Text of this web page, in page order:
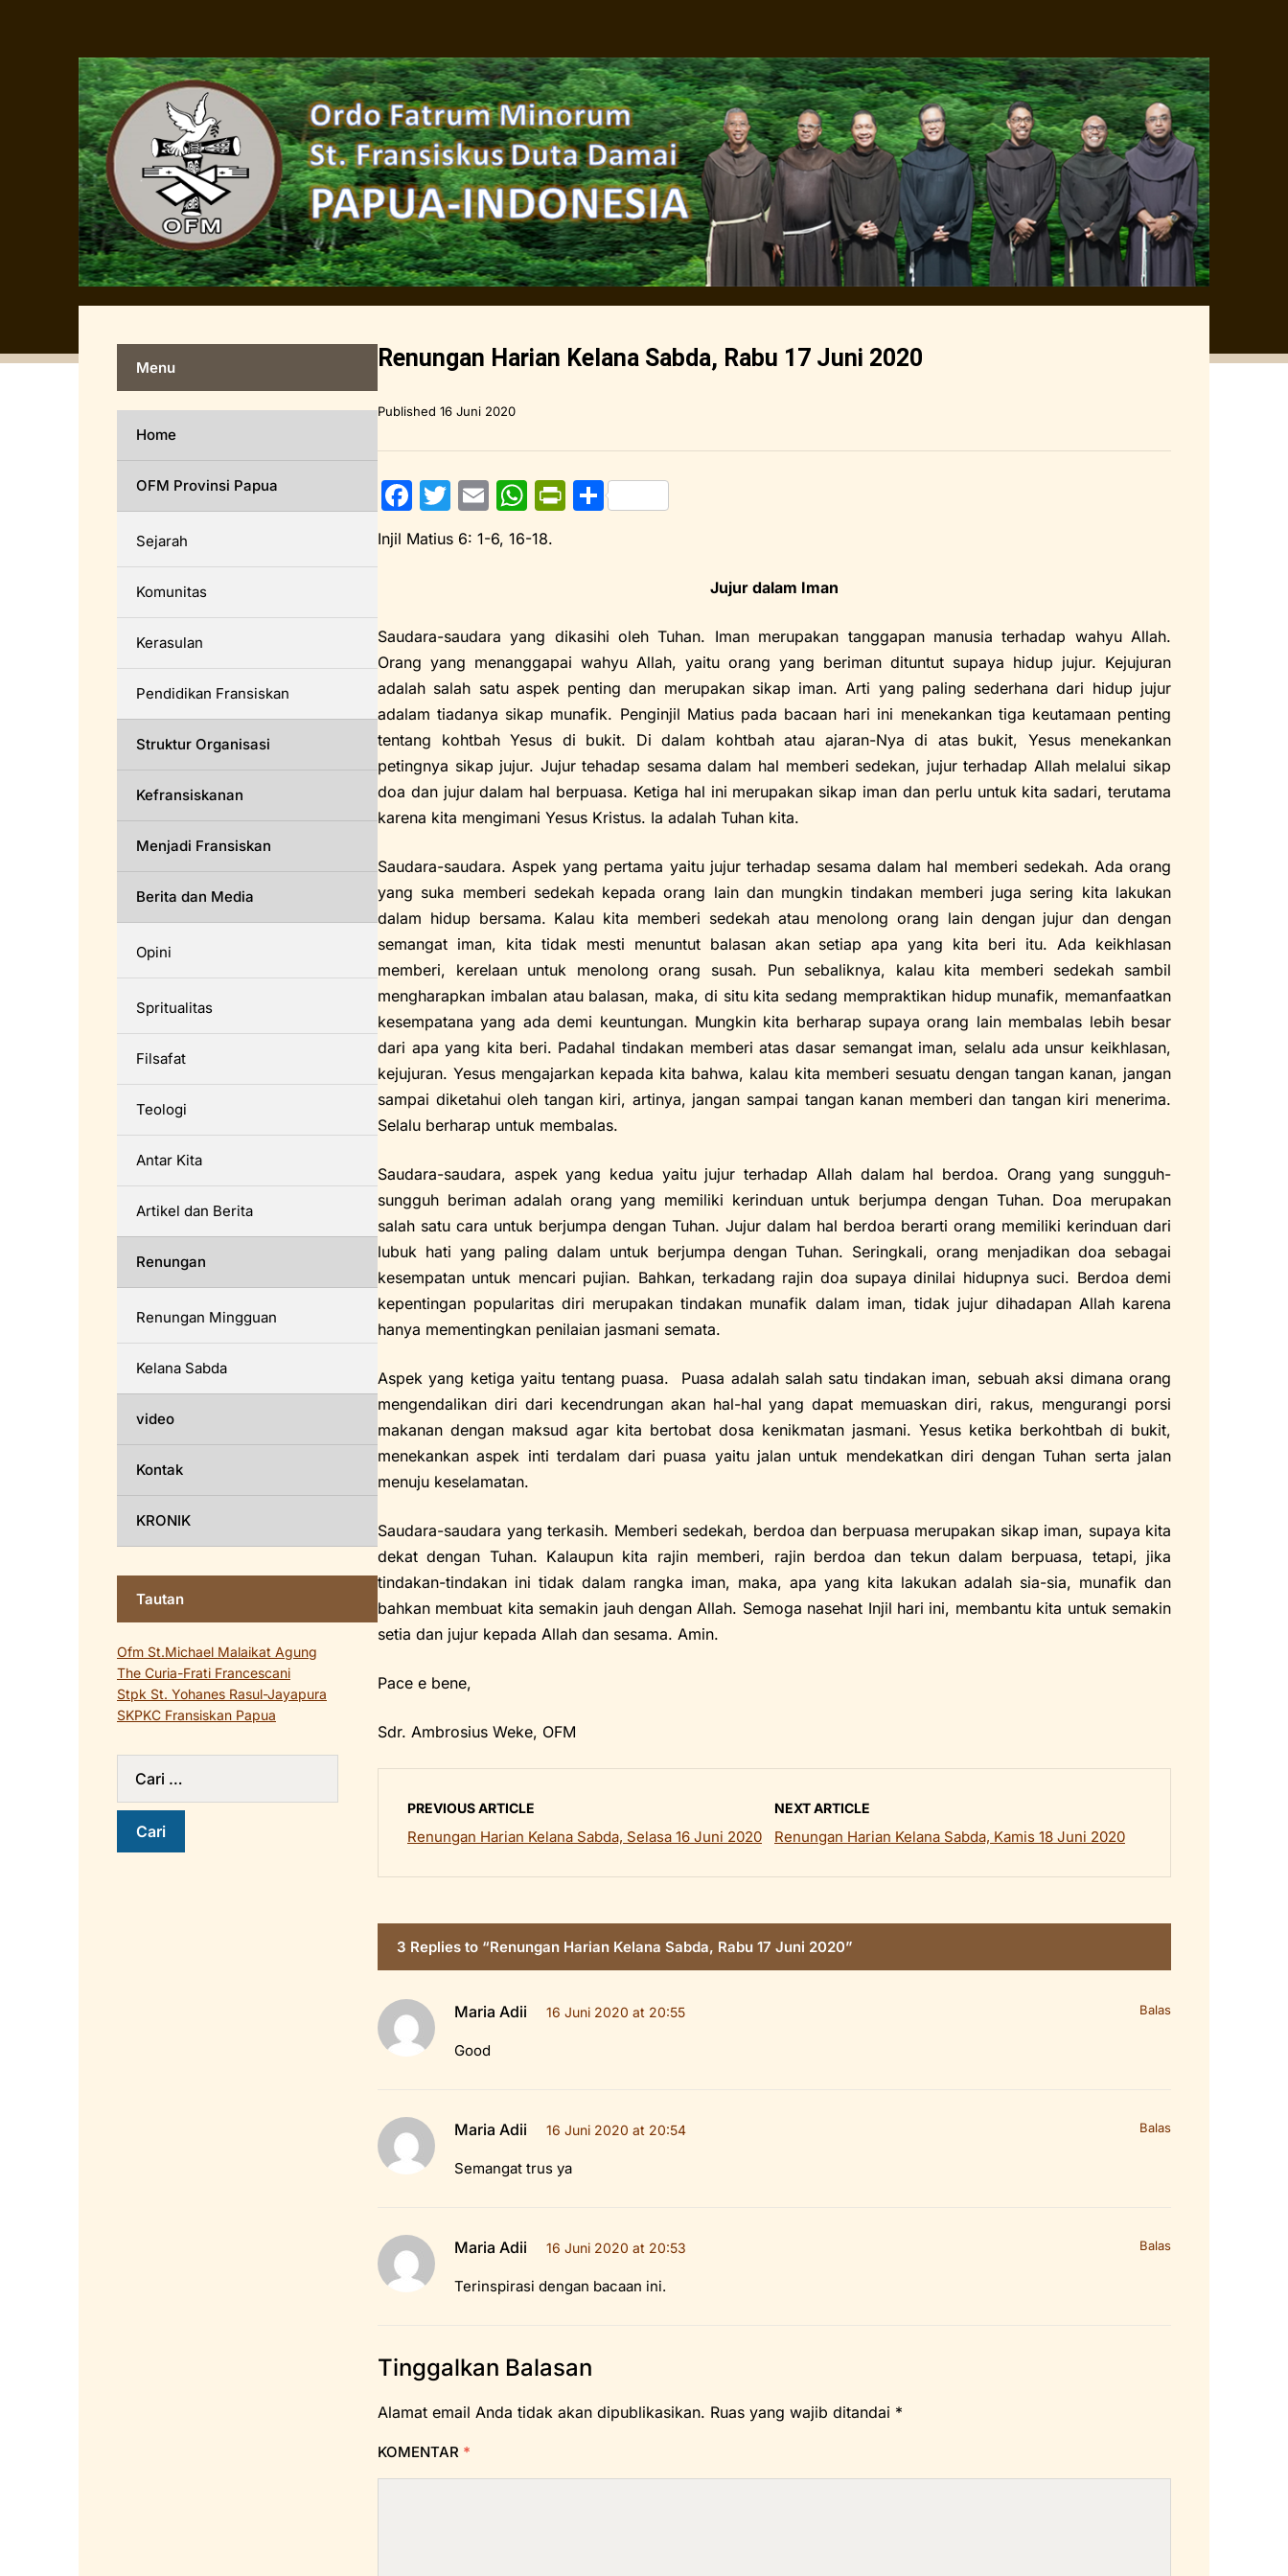
Renungan Harian Kelana Sabda, Rabu 17 Juni 2020
Published 16 Juni 2020
F
a
c
o
o
k
T
w
itt
E
m
ai
W
h
at
p
p
Pr
n
dl
y
S
Injil Matius 6: 1-6, 16-18.
Jujur dalam Iman
Saudara-saudara yang dikasihi oleh Tuhan. Iman merupakan tanggapan manusia terhadap wahyu Allah.
Orang yang menanggapai wahyu Allah, yaitu orang yang beriman dituntut supaya hidup jujur. Kejujuran
adalah salah satu aspek penting dan merupakan sikap iman. Arti yang paling sederhana dari hidup jujur
adalam tiadanya sikap munafik. Penginjil Matius pada bacaan hari ini menekankan tiga keutamaan penting
tentang kohtbah Yesus di bukit. Di dalam kohtbah atau ajaran-Nya di atas bukit, Yesus menekankan
petingnya sikap jujur. Jujur tehadap sesama dalam hal memberi sedekan, jujur terhadap Allah melalui sikap
doa dan jujur dalam hal berpuasa. Ketiga hal ini merupakan sikap iman dan perlu untuk kita sadari, terutama
karena kita mengimani Yesus Kristus. Ia adalah Tuhan kita.
Saudara-saudara. Aspek yang pertama yaitu jujur terhadap sesama dalam hal memberi sedekah. Ada orang
yang suka memberi sedekah kepada orang lain dan mungkin tindakan memberi juga sering kita lakukan
dalam hidup bersama. Kalau kita memberi sedekah atau menolong orang lain dengan jujur dan dengan
semangat iman, kita tidak mesti menuntut balasan akan setiap apa yang kita beri itu. Ada keikhlasan
memberi, kerelaan untuk menolong orang susah. Pun sebaliknya, kalau kita memberi sedekah sambil
mengharapkan imbalan atau balasan, maka, di situ kita sedang mempraktikan hidup munafik, memanfaatkan
kesempatana yang ada demi keuntungan. Mungkin kita berharap supaya orang lain membalas lebih besar
dari apa yang kita beri. Padahal tindakan memberi atas dasar semangat iman, selalu ada unsur keikhlasan,
kejujuran. Yesus mengajarkan kepada kita bahwa, kalau kita memberi sesuatu dengan tangan kanan, jangan
sampai diketahui oleh tangan kiri, artinya, jangan sampai tangan kanan memberi dan tangan kiri menerima.
Selalu berharap untuk membalas.
Saudara-saudara, aspek yang kedua yaitu jujur terhadap Allah dalam hal berdoa. Orang yang sungguh-
sungguh beriman adalah orang yang memiliki kerinduan untuk berjumpa dengan Tuhan. Doa merupakan
salah satu cara untuk berjumpa dengan Tuhan. Jujur dalam hal berdoa berarti orang memiliki kerinduan dari
lubuk hati yang paling dalam untuk berjumpa dengan Tuhan. Seringkali, orang menjadikan doa sebagai
kesempatan untuk mencari pujian. Bahkan, terkadang rajin doa supaya dinilai hidupnya suci. Berdoa demi
kepentingan popularitas diri merupakan tindakan munafik dalam iman, tidak jujur dihadapan Allah karena
hanya mementingkan penilaian jasmani semata.
Aspek yang ketiga yaitu tentang puasa. Puasa adalah salah satu tindakan iman, sebuah aksi dimana orang
mengendalikan diri dari kecendrungan akan hal-hal yang dapat memuaskan diri, rakus, mengurangi porsi
makanan dengan maksud agar kita bertobat dosa kenikmatan jasmani. Yesus ketika berkohtbah di bukit,
menekankan aspek inti terdalam dari puasa yaitu jalan untuk mendekatkan diri dengan Tuhan serta jalan
menuju keselamatan.
Saudara-saudara yang terkasih. Memberi sedekah, berdoa dan berpuasa merupakan sikap iman, supaya kita
dekat dengan Tuhan. Kalaupun kita rajin memberi, rajin berdoa dan tekun dalam berpuasa, tetapi, jika
tindakan-tindakan ini tidak dalam rangka iman, maka, apa yang kita lakukan adalah sia-sia, munafik dan
bahkan membuat kita semakin jauh dengan Allah. Semoga nasehat Injil hari ini, membantu kita untuk semakin
setia dan jujur kepada Allah dan sesama. Amin.
Pace e bene,
Sdr. Ambrosius Weke, OFM
PREVIOUS ARTICLE
Renungan Harian Kelana Sabda, Selasa 16 Juni 2020
NEXT ARTICLE
Renungan Harian Kelana Sabda, Kamis 18 Juni 2020
3 Replies to “Renungan Harian Kelana Sabda, Rabu 17 Juni 2020”
Maria Adii 16 Juni 2020 at 20:55 Balas
Good
Maria Adii 16 Juni 2020 at 20:54 Balas
Semangat trus ya
Maria Adii 16 Juni 2020 at 20:53 Balas
Terinspirasi dengan bacaan ini.
Tinggalkan Balasan
Alamat email Anda tidak akan dipublikasikan. Ruas yang wajib ditandai *
KOMENTAR *
Menu
Home
OFM Provinsi Papua
Sejarah
Komunitas
Kerasulan
Pendidikan Fransiskan
Struktur Organisasi
Kefransiskanan
Menjadi Fransiskan
Berita dan Media
Opini
Spritualitas
Filsafat
Teologi
Antar Kita
Artikel dan Berita
Renungan
Renungan Mingguan
Kelana Sabda
video
Kontak
KRONIK
Tautan
Ofm St.Michael Malaikat Agung
The Curia-Frati Francescani
Stpk St. Yohanes Rasul-Jayapura
SKPKC Fransiskan Papua